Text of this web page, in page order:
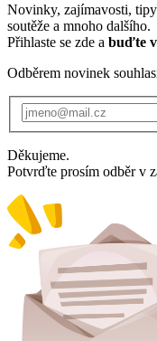
Novinky, zajímavosti, tipy
soutěže a mnoho dalšího.
Přihlaste se zde a buďte
Odběrem novinek
Děkujeme.
Potvrďte prosím odběr v